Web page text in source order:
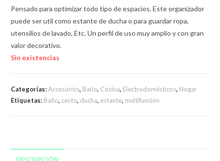
Pensado para optimizar todo tipo de espacios. Este organizador
puede ser util como estante de ducha o para guardar ropa,
utensilios de lavado, Etc. Un perfil de uso muy amplio y con gran
valor decorativo.
Sin existencias
Categorías:Accesorios, Baño, Cocina, Electrodomésticos, Hogar
Etiquetas: Baño, cesto, ducha, estante, multifunción
DESCRIPCIÓN